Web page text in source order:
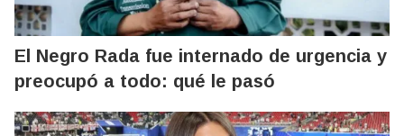
El Negro Rada fue internado de urgencia y
preocupó a todo: qué le pasó